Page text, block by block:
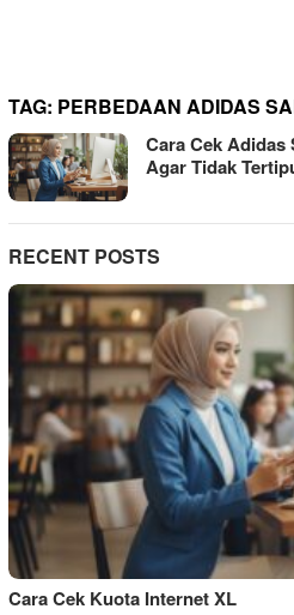
TAG: PERBEDAAN ADIDAS
Cara Cek Adidas
Agar Tidak
RECENT POSTS
Cara Cek Kuota Internet XL